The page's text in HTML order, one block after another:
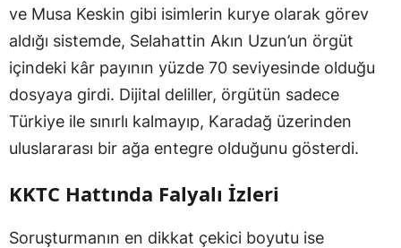
ve Musa Keskin gibi isimlerin kurye olarak görev
aldığı sistemde, Selahattin Akın Uzun’un örgüt
içindeki kâr payının yüzde 70 seviyesinde olduğu
dosyaya girdi. Dijital deliller, örgütün sadece
Türkiye ile sınırlı kalmayıp, Karadağ üzerinden
uluslararası bir ağa entegre olduğunu gösterdi.
KKTC Hattında Falyalı İzleri
Soruşturmanın en dikkat çekici boyutu ise